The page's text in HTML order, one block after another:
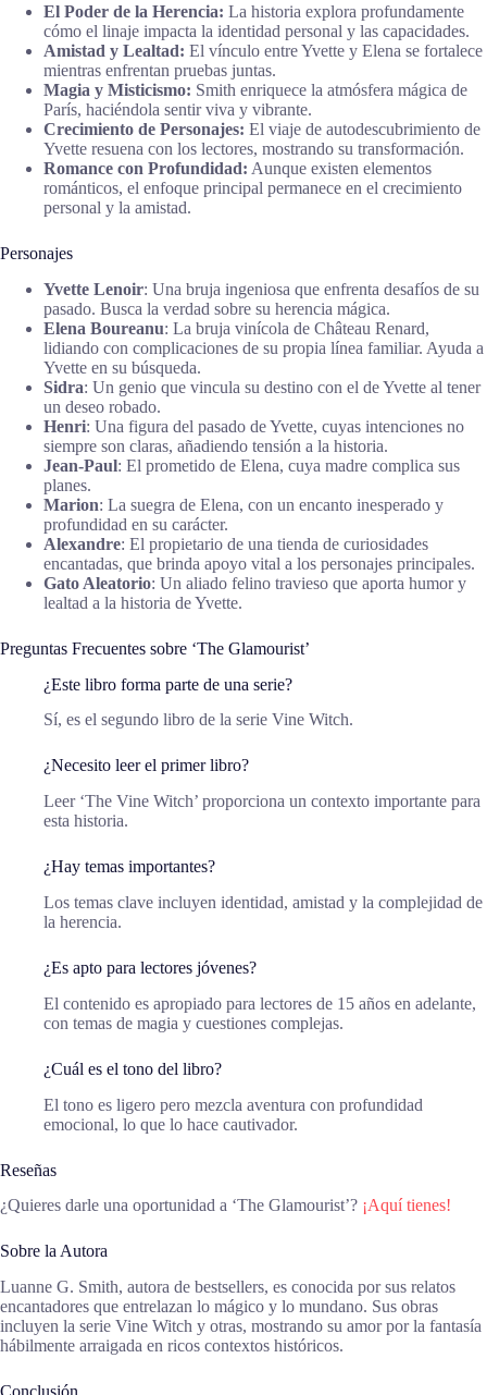
El Poder de la Herencia: La historia explora profundamente
cómo el linaje impacta la identidad personal y las capacidades.
Amistad y Lealtad: El vínculo entre Yvette y Elena se fortalece
mientras enfrentan pruebas juntas.
Magia y Misticismo: Smith enriquece la atmósfera mágica de
París, haciéndola sentir viva y vibrante.
Crecimiento de Personajes: El viaje de autodescubrimiento de
Yvette resuena con los lectores, mostrando su transformación.
Romance con Profundidad: Aunque existen elementos
románticos, el enfoque principal permanece en el crecimiento
personal y la amistad.
Personajes
Yvette Lenoir: Una bruja ingeniosa que enfrenta desafíos de su
pasado. Busca la verdad sobre su herencia mágica.
Elena Boureanu: La bruja vinícola de Château Renard,
lidiando con complicaciones de su propia línea familiar. Ayuda a
Yvette en su búsqueda.
Sidra: Un genio que vincula su destino con el de Yvette al tener
un deseo robado.
Henri: Una figura del pasado de Yvette, cuyas intenciones no
siempre son claras, añadiendo tensión a la historia.
Jean-Paul: El prometido de Elena, cuya madre complica sus
planes.
Marion: La suegra de Elena, con un encanto inesperado y
profundidad en su carácter.
Alexandre: El propietario de una tienda de curiosidades
encantadas, que brinda apoyo vital a los personajes principales.
Gato Aleatorio: Un aliado felino travieso que aporta humor y
lealtad a la historia de Yvette.
Preguntas Frecuentes sobre ‘The Glamourist’
¿Este libro forma parte de una serie?
Sí, es el segundo libro de la serie Vine Witch.
¿Necesito leer el primer libro?
Leer ‘The Vine Witch’ proporciona un contexto importante para
esta historia.
¿Hay temas importantes?
Los temas clave incluyen identidad, amistad y la complejidad de
la herencia.
¿Es apto para lectores jóvenes?
El contenido es apropiado para lectores de 15 años en adelante,
con temas de magia y cuestiones complejas.
¿Cuál es el tono del libro?
El tono es ligero pero mezcla aventura con profundidad
emocional, lo que lo hace cautivador.
Reseñas
¿Quieres darle una oportunidad a ‘The Glamourist’? ¡Aquí tienes!
Sobre la Autora
Luanne G. Smith, autora de bestsellers, es conocida por sus relatos
encantadores que entrelazan lo mágico y lo mundano. Sus obras
incluyen la serie Vine Witch y otras, mostrando su amor por la fantasía
hábilmente arraigada en ricos contextos históricos.